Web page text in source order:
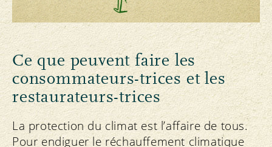
climat»
élaborée avec le FiBL montre de
manière claire et factuelle pourquoi les
vaches nourries en prairies ont toute
leur place dans une agriculture suisse
durable et adaptée aux conditions
locales.
Nous avons mis au point le check-up
ont eu lieu sur le thème central de la
protection du climat et de la résilience
climatique, portant sur des sujets tels que
les économies d’énergie, la préparation
des engrais de ferme, la permaculture et
les systèmes agroforestiers.
Depuis 2024, dans trois
groupes d’échanges
sur le climat, les
agriculteurs-trices Bourgeon s’intéressent
Ce que peuvent faire les
consommateurs-trices et les
restaurateurs-trices
La protection du climat est l’affaire de tous.
Pour endiguer le réchauffement climatique